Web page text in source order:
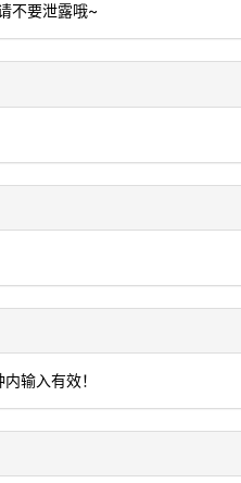
不要泄露哦~
输入有效！